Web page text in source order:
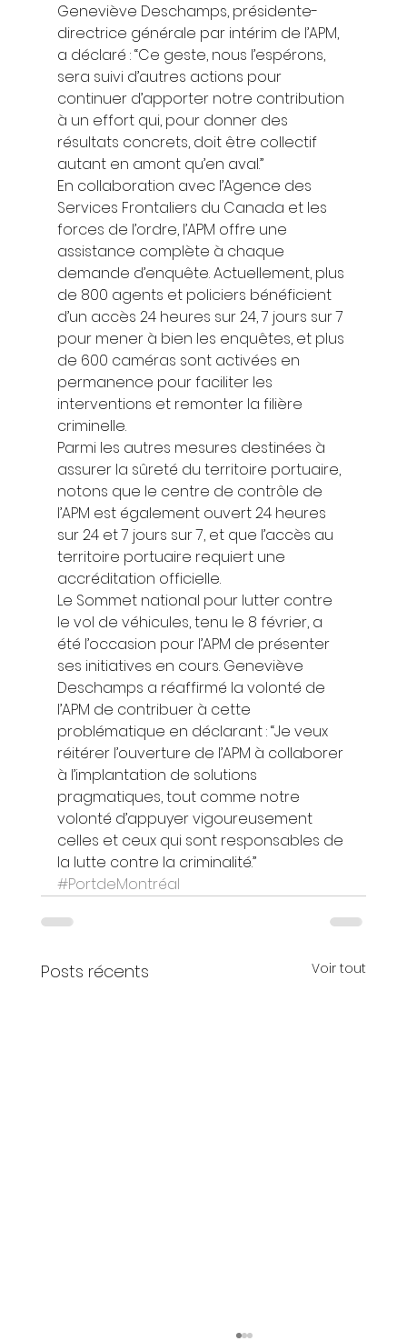
Geneviève Deschamps, présidente-
directrice générale par intérim de l’APM,
a déclaré : “Ce geste, nous l’espérons,
sera suivi d’autres actions pour
continuer d’apporter notre contribution
à un effort qui, pour donner des
résultats concrets, doit être collectif
autant en amont qu’en aval.”
En collaboration avec l’Agence des
Services Frontaliers du Canada et les
forces de l’ordre, l’APM offre une
assistance complète à chaque
demande d’enquête. Actuellement, plus
de 800 agents et policiers bénéficient
d’un accès 24 heures sur 24, 7 jours sur 7
pour mener à bien les enquêtes, et plus
de 600 caméras sont activées en
permanence pour faciliter les
interventions et remonter la filière
criminelle.
Parmi les autres mesures destinées à
assurer la sûreté du territoire portuaire,
notons que le centre de contrôle de
l’APM est également ouvert 24 heures
sur 24 et 7 jours sur 7, et que l’accès au
territoire portuaire requiert une
accréditation officielle.
Le Sommet national pour lutter contre
le vol de véhicules, tenu le 8 février, a
été l’occasion pour l’APM de présenter
ses initiatives en cours. Geneviève
Deschamps a réaffirmé la volonté de
l’APM de contribuer à cette
problématique en déclarant : “Je veux
réitérer l’ouverture de l’APM à collaborer
à l’implantation de solutions
pragmatiques, tout comme notre
volonté d’appuyer vigoureusement
celles et ceux qui sont responsables de
la lutte contre la criminalité.”
#PortdeMontréal
Posts récents Voir tout